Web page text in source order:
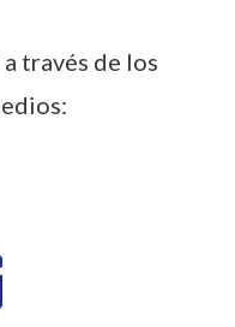
través de los